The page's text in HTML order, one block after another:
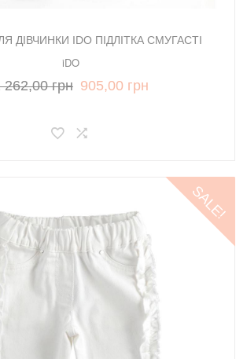
ДІВЧИНКИ IDO ПІДЛІТКА СМУГАСТІ
iDO
262,00 грн 905,00 грн
SALE!